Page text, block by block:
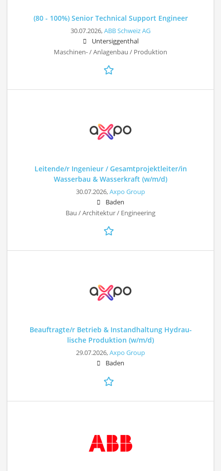
(80 - 100%) Senior Technical Support Engineer
30.07.2026,ABB Schweiz AG
Untersiggenthal
Maschinen- / Anlagenbau / Produktion
Leitende/r Ingenieur / Gesamtprojektleiter/in
Wasserbau & Wasserkraft (w/m/d)
30.07.2026,Axpo Group
Baden
Bau / Architektur / Engineering
Beauftragte/r Betrieb & Instandhaltung Hydrau-
lische Produktion (w/m/d)
29.07.2026,Axpo Group
Baden